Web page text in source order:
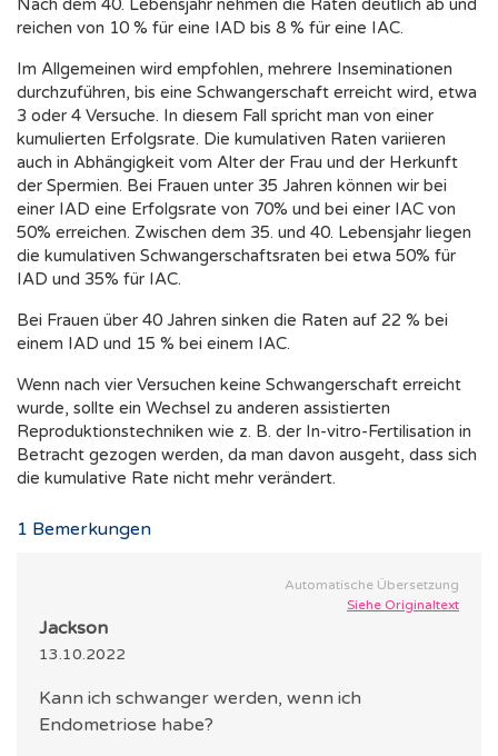
Nach dem 40. Lebensjahr nehmen die Raten deutlich ab und
reichen von 10 % für eine IAD bis 8 % für eine IAC.
Im Allgemeinen wird empfohlen, mehrere Inseminationen
durchzuführen, bis eine Schwangerschaft erreicht wird, etwa
3 oder 4 Versuche. In diesem Fall spricht man von einer
kumulierten Erfolgsrate. Die kumulativen Raten variieren
auch in Abhängigkeit vom Alter der Frau und der Herkunft
der Spermien. Bei Frauen unter 35 Jahren können wir bei
einer IAD eine Erfolgsrate von 70% und bei einer IAC von
50% erreichen. Zwischen dem 35. und 40. Lebensjahr liegen
die kumulativen Schwangerschaftsraten bei etwa 50% für
IAD und 35% für IAC.
Bei Frauen über 40 Jahren sinken die Raten auf 22 % bei
einem IAD und 15 % bei einem IAC.
Wenn nach vier Versuchen keine Schwangerschaft erreicht
wurde, sollte ein Wechsel zu anderen assistierten
Reproduktionstechniken wie z. B. der In-vitro-Fertilisation in
Betracht gezogen werden, da man davon ausgeht, dass sich
die kumulative Rate nicht mehr verändert.
1 Bemerkungen
Automatische Übersetzung
Siehe Originaltext
Jackson
13.10.2022
Kann ich schwanger werden, wenn ich
Endometriose habe?